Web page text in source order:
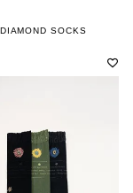
SOCKS